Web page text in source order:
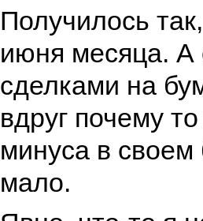
Получилось
июня месяца. А
сделками на
вдруг почему
минуса в
мало.